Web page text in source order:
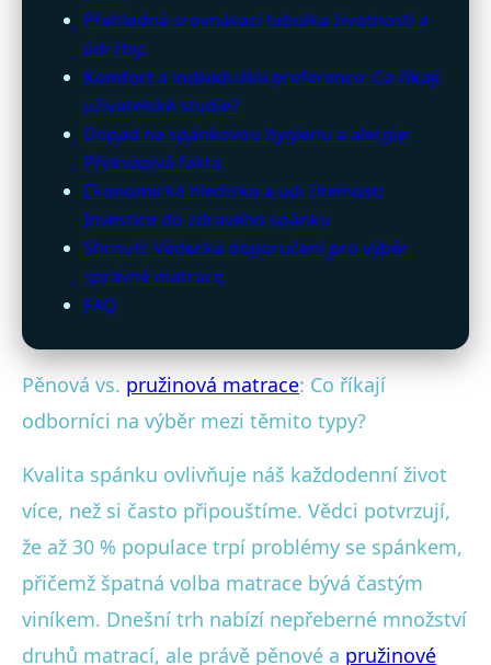
Přehledná srovnávací tabulka životnosti a
údržby:
Komfort a individuální preference: Co říkají
uživatelské studie?
Dopad na spánkovou hygienu a alergie:
Překvapivá fakta
Ekonomické hledisko a udržitelnost:
Investice do zdravého spánku
Shrnutí: Vědecká doporučení pro výběr
správné matrace
FAQ
Pěnová vs. pružinová matrace: Co říkají
odborníci na výběr mezi těmito typy?
Kvalita spánku ovlivňuje náš každodenní život
více, než si často připouštíme. Vědci potvrzují,
že až 30 % populace trpí problémy se spánkem,
přičemž špatná volba matrace bývá častým
viníkem. Dnešní trh nabízí nepřeberné množství
druhů matrací, ale právě pěnové a pružinové